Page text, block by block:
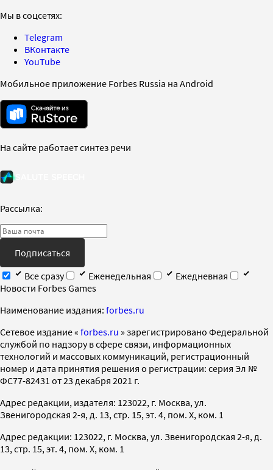
Мы в соцсетях:
Telegram
ВКонтакте
YouTube
Мобильное приложение Forbes Russia на Android
На сайте работает синтез речи
Рассылка:
Подписаться
Все сразу
Еженедельная
Ежедневная
Новости Forbes Games
Наименование издания: forbes.ru
Cетевое издание « forbes.ru » зарегистрировано Федеральной
службой по надзору в сфере связи, информационных
технологий и массовых коммуникаций, регистрационный
номер и дата принятия решения о регистрации: серия Эл №
ФС77-82431 от 23 декабря 2021 г.
Адрес редакции, издателя: 123022, г. Москва, ул.
Звенигородская 2-я, д. 13, стр. 15, эт. 4, пом. X, ком. 1
Адрес редакции: 123022, г. Москва, ул. Звенигородская 2-я, д.
13, стр. 15, эт. 4, пом. X, ком. 1